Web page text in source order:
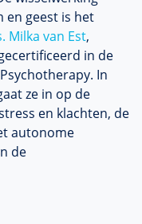
en geest is het
Milka van Est,
in de
In
ze in op de
en klachten, de
autonome
de